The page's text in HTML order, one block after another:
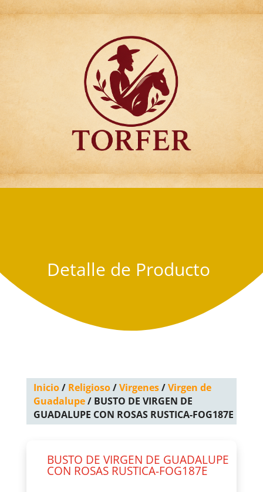
Articulos para
Regalo Torfer.
Detalle de Producto
Inicio/ Religioso/Virgenes/Virgen de
Guadalupe/ BUSTO DE VIRGEN DE
GUADALUPE CON ROSAS RUSTICA-FOG187E
BUSTO DE VIRGEN DE GUADALUPE
CON ROSAS RUSTICA-FOG187E